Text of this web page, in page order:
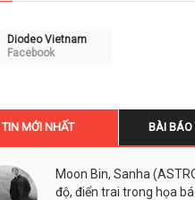
Diodeo Vietnam
Facebook
TIN MỚI NHẤT BÀI BÁO
Moon Bin, Sanha
độ, điển trai trong họa